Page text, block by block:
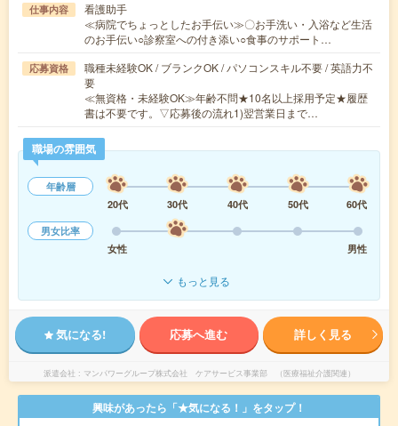
仕事内容
看護助手
≪病院でちょっとしたお手伝い≫〇お手洗い・入浴など生活
のお手伝い○診察室への付き添い○食事のサポート…
応募資格
職種未経験OK / ブランクOK / パソコンスキル不要 / 英語力不
要
≪無資格・未経験OK≫年齢不問★10名以上採用予定★履歴
書は不要です。▽応募後の流れ1)翌営業日まで…
職場の雰囲気
年齢層
20代
30代 40代 50代
60代
男女比率
女性
男性
もっと見る
気になる! 応募へ進む 詳しく見る
派遣会社 マンパワーグループ株式会社 ケアサービス事業部 （医療福祉介護関連）
興味があったら「★気になる！」をタップ！